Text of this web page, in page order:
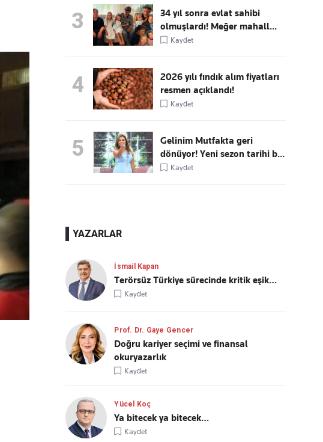
3
34 yıl sonra evlat sahibi
olmuşlardı! Meğer mahall...
Kaydet
4
2026 yılı fındık alım fiyatları
resmen açıklandı!
Kaydet
5
Gelinim Mutfakta geri
dönüyor! Yeni sezon tarihi b...
Kaydet
YAZARLAR
İsmail Kapan
Terörsüz Türkiye sürecinde kritik eşik…
Kaydet
Prof. Dr. Gaye Gencer
Doğru kariyer seçimi ve finansal
okuryazarlık
Kaydet
Yücel Koç
Ya bitecek ya bitecek…
Kaydet